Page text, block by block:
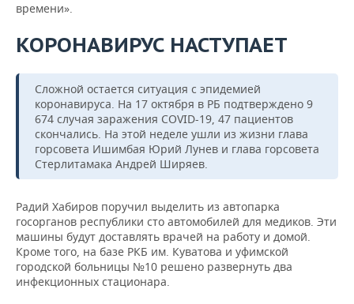
времени».
КОРОНАВИРУС НАСТУПАЕТ
Сложной остается ситуация с эпидемией
коронавируса. На 17 октября в РБ подтверждено 9
674 случая заражения COVID-19, 47 пациентов
скончались. На этой неделе ушли из жизни глава
горсовета Ишимбая Юрий Лунев и глава горсовета
Стерлитамака Андрей Ширяев.
Радий Хабиров поручил выделить из автопарка
госорганов республики сто автомобилей для медиков. Эти
машины будут доставлять врачей на работу и домой.
Кроме того, на базе РКБ им. Куватова и уфимской
городской больницы №10 решено развернуть два
инфекционных стационара.